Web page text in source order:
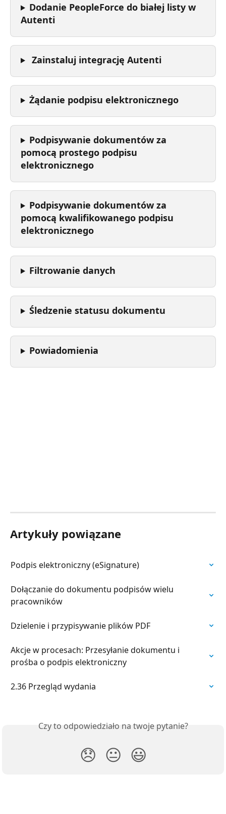
Dodanie PeopleForce do białej listy w
Autenti
Zainstaluj integrację Autenti
Żądanie podpisu elektronicznego
Podpisywanie dokumentów za
pomocą prostego podpisu
elektronicznego
Podpisywanie dokumentów za
pomocą kwalifikowanego podpisu
elektronicznego
Filtrowanie danych
Śledzenie statusu dokumentu
Powiadomienia
Artykuły powiązane
Podpis elektroniczny (eSignature)
Dołączanie do dokumentu podpisów wielu
pracowników
Dzielenie i przypisywanie plików PDF
Akcje w procesach: Przesyłanie dokumentu i
prośba o podpis elektroniczny
2.36 Przegląd wydania
Czy to odpowiedziało na twoje pytanie?
😞 😐 😃